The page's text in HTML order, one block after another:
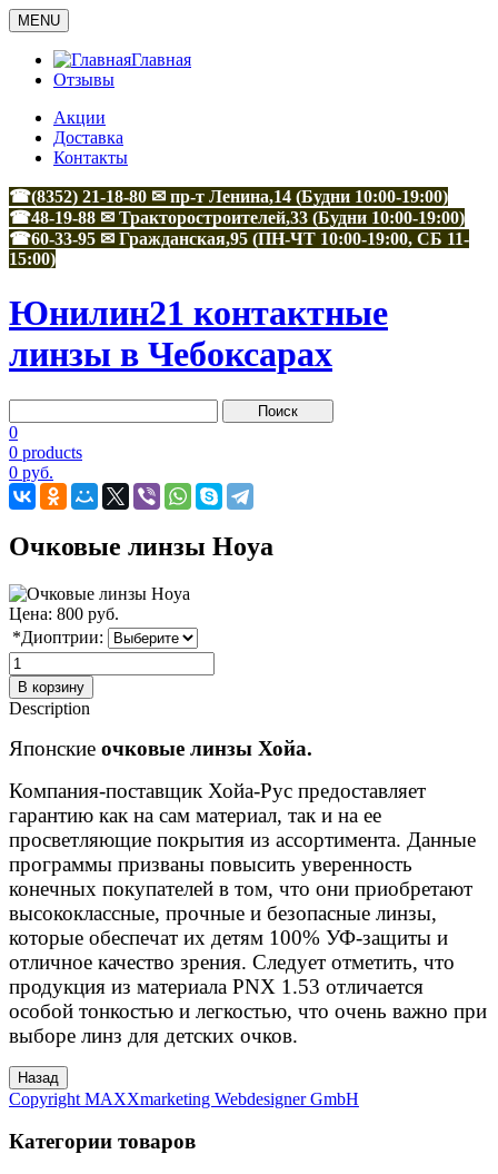
MENU
Главная
Отзывы
Акции
Доставка
Контакты
☎(8352) 21-18-80 ✉ пр-т Ленина,14 (Будни 10:00-19:00)
☎48-19-88 ✉ Тракторостроителей,33 (Будни 10:00-19:00)
☎60-33-95 ✉ Гражданская,95 (ПН-ЧТ 10:00-19:00, СБ 11-
15:00)
Юнилин21 контактные
линзы в Чебоксарах
0
0 products
0 руб.
Очковые линзы Hoya
Цена: 800 руб.
*Диоптрии:
Description
Японские очковые линзы Хойа.
Компания-поставщик Хойа-Рус предоставляет
гарантию как на сам материал, так и на ее
просветляющие покрытия из ассортимента. Данные
программы призваны повысить уверенность
конечных покупателей в том, что они приобретают
высококлассные, прочные и безопасные линзы,
которые обеспечат их детям 100% УФ-защиты и
отличное качество зрения. Следует отметить, что
продукция из материала PNX 1.53 отличается
особой тонкостью и легкостью, что очень важно при
выборе линз для детских очков.
Copyright MAXXmarketing Webdesigner GmbH
Категории товаров